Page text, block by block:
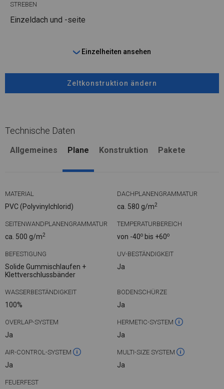
STREBEN
Einzeldach und -seite
Einzelheiten ansehen
Zeltkonstruktion ändern
Technische Daten
Allgemeines Plane Konstruktion Pakete
MATERIAL
PVC (Polyvinylchlorid)
DACHPLANENGRAMMATUR
ca. 580 g/m2
SEITENWANDPLANENGRAMMATUR
ca. 500 g/m2
TEMPERATURBEREICH
von -40o bis +60o
BEFESTIGUNG
Solide Gummischlaufen +
Klettverschlussbänder
UV-BESTÄNDIGKEIT
Ja
WASSERBESTÄNDIGKEIT
100%
BODENSCHÜRZE
Ja
OVERLAP-SYSTEM
Ja
HERMETIC-SYSTEM
Ja
AIR-CONTROL-SYSTEM
Ja
MULTI-SIZE SYSTEM
Ja
FEUERFEST